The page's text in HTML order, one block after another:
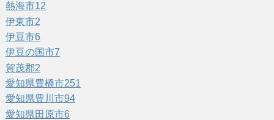
熱海市12
伊東市2
伊豆市6
伊豆の国市7
賀茂郡2
愛知県豊橋市251
愛知県豊川市94
愛知県田原市6